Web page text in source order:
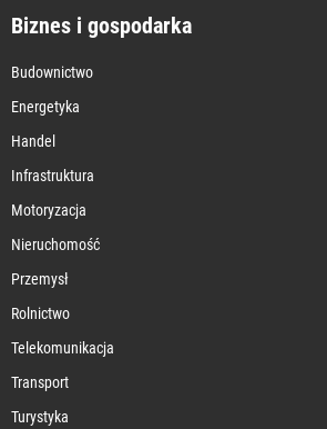
Biznes i gospodarka
Budownictwo
Energetyka
Handel
Infrastruktura
Motoryzacja
Nieruchomość
Przemysł
Rolnictwo
Telekomunikacja
Transport
Turystyka